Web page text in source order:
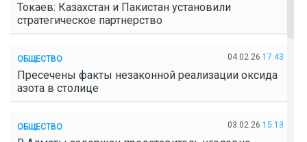
Токаев: Казахстан и Пакистан установили
стратегическое партнерство
ОБЩЕСТВО 04.02.26 17:43
Пресечены факты незаконной реализации оксида
азота в столице
ОБЩЕСТВО 03.02.26 15:13